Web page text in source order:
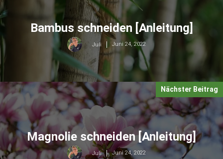
Bambus schneiden [Anleitung]
Juli Juni 24, 2022
Nächster Beitrag
Magnolie schneiden [Anleitung]
Juli Juni 24, 2022